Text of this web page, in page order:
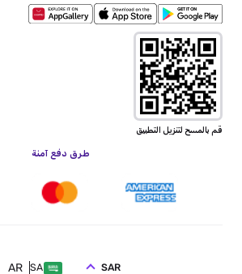
قم بالمسح لتنزيل التطبيق
طرق دفع آمنة
SA
AR SAR